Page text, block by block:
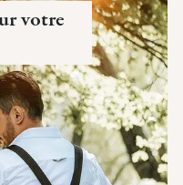
votre